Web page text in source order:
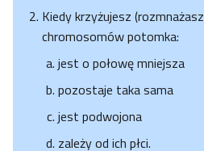
Kiedy krzyżujesz
chromosomów potomka:
jest o połowę mniejsza
pozostaje taka sama
jest podwojona
zależy od ich płci.